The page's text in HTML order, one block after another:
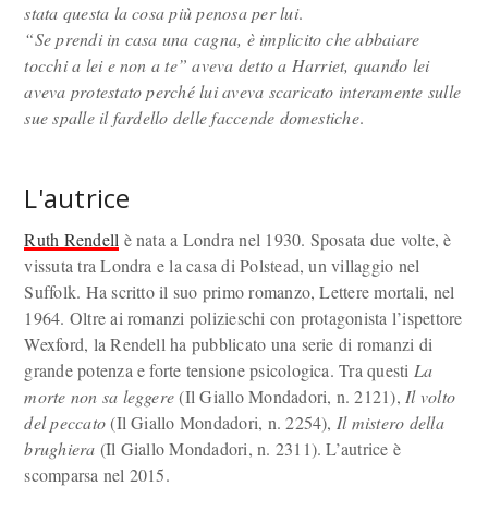
stata questa la cosa più penosa per lui.
“Se prendi in casa una cagna, è implicito che abbaiare
tocchi a lei e non a te” aveva detto a Harriet, quando lei
aveva protestato perché lui aveva scaricato interamente sulle
sue spalle il fardello delle faccende domestiche.
L'autrice
Ruth Rendell è nata a Londra nel 1930. Sposata due volte, è
vissuta tra Londra e la casa di Polstead, un villaggio nel
Suffolk. Ha scritto il suo primo romanzo, Lettere mortali, nel
1964. Oltre ai romanzi polizieschi con protagonista l’ispettore
Wexford, la Rendell ha pubblicato una serie di romanzi di
grande potenza e forte tensione psicologica. Tra questi La
morte non sa leggere(Il Giallo Mondadori, n. 2121), Il volto
del peccato(Il Giallo Mondadori, n. 2254), Il mistero della
brughiera (Il Giallo Mondadori, n. 2311). L’autrice è
scomparsa nel 2015.